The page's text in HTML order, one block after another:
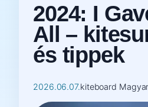
2024: I
All –
és tippek
2026.06.07.kiteboard